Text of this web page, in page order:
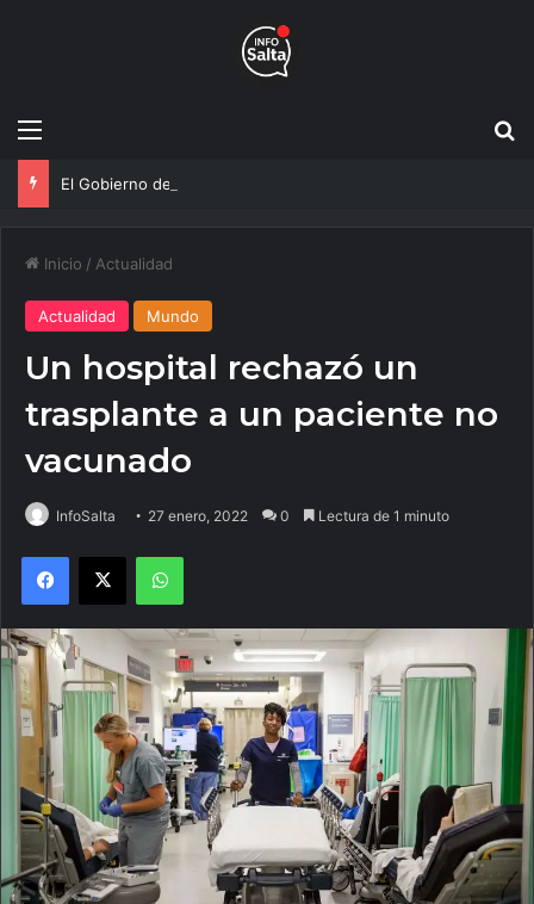
Menú
Inicio / Actualidad
Actualidad Mundo
Un hospital rechazó un
trasplante a un paciente no
vacunado
InfoSalta 27 enero, 2022 0 Lectura de 1 minuto
Facebook
X WhatsApp